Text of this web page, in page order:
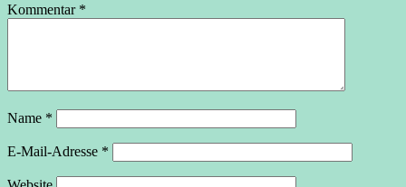
Kommentar *
Name *
E-Mail-Adresse *